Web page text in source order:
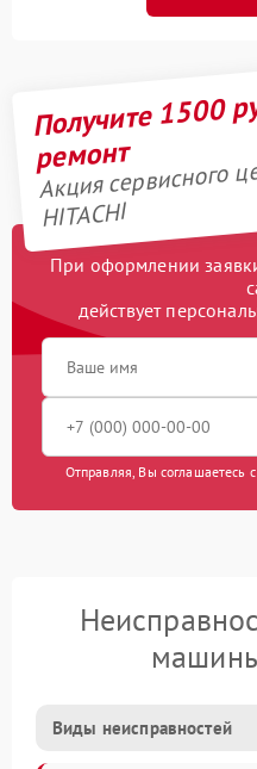
Получите 1500
ремонт
Акция сервисного
HITACHI
При оформлении
действует
Отправляя, Вы соглашаетесь с
Виды неисправностей